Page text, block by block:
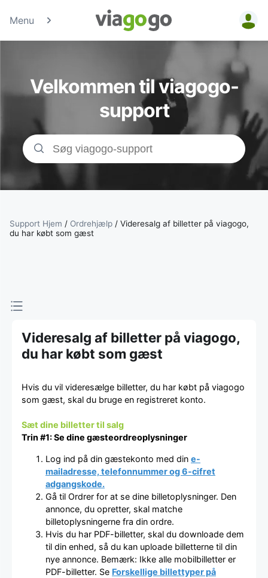
Menu
Billetter -
Sports- &amp;
Teaterbilletter |
viagogo-
Velkommen til viagogo-
support
Support Hjem / Ordrehjælp / Videresalg af billetter på viagogo,
du har købt som gæst
Videresalg af billetter på viagogo,
du har købt som gæst
Hvis du vil videresælge billetter, du har købt på viagogo
som gæst, skal du bruge en registreret konto.
Sæt dine billetter til salg
Trin #1: Se dine gæsteordreoplysninger
Log ind på din gæstekonto med din e-
mailadresse, telefonnummer og 6-cifret
adgangskode.
Gå til Ordrer for at se dine billetoplysninger. Den
annonce, du opretter, skal matche
billetoplysningerne fra din ordre.
Hvis du har PDF-billetter, skal du downloade dem
til din enhed, så du kan uploade billetterne til din
nye annonce. Bemærk: Ikke alle mobilbilletter er
PDF-billetter. Se Forskellige billettyper på